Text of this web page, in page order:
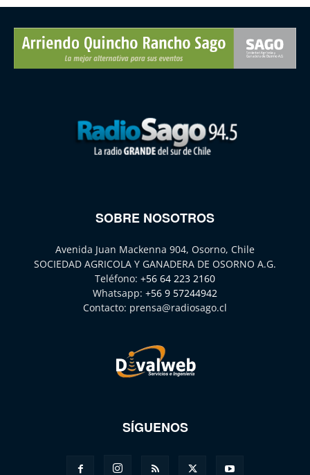
SOBRE NOSOTROS
Avenida Juan Mackenna 904, Osorno, Chile
SOCIEDAD AGRICOLA Y GANADERA DE OSORNO A.G.
Teléfono: +56 64 223 2160
Whatsapp: +56 9 57244942
Contacto: prensa@radiosago.cl
SÍGUENOS